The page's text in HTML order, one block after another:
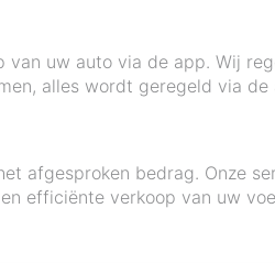
uw auto via de app. Wij
alles wordt geregeld via
afgesproken bedrag. Onze
efficiënte verkoop van uw